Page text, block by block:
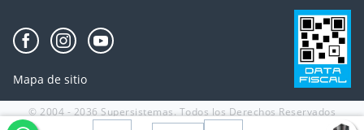
Mapa de sitio
© 2004 - 2036 Supersistemas. Todos los Derechos Reservados